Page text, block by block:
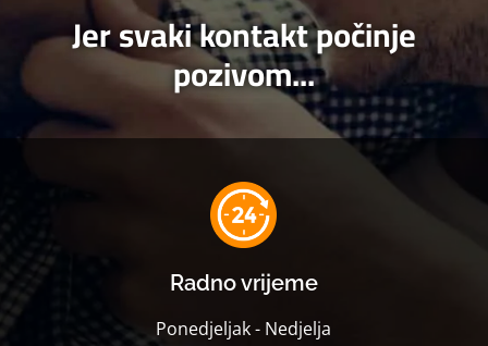
Jer svaki kontakt počinje
pozivom...
Radno vrijeme
Ponedjeljak - Nedjelja